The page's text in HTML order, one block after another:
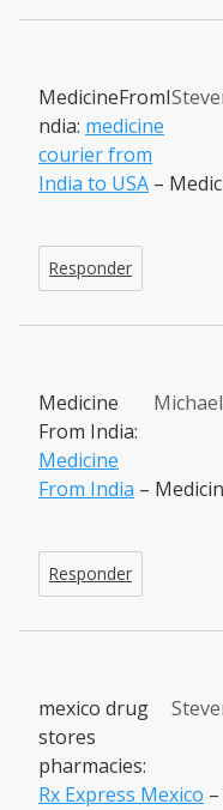
MedicineFromI
ndia: medicine
courier from
India to USA –
Responder
Medicine
From India:
Medicine
From India –
Responder
mexico drug
stores
pharmacies:
Rx Express Mexico